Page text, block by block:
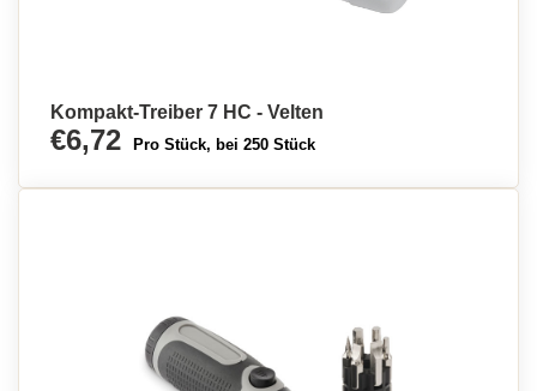
Kompakt-Treiber 7 HC - Velten
€6,72 Pro Stück, bei 250 Stück